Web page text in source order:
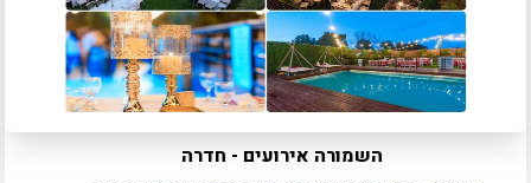
השמורה אירועים - חדרה